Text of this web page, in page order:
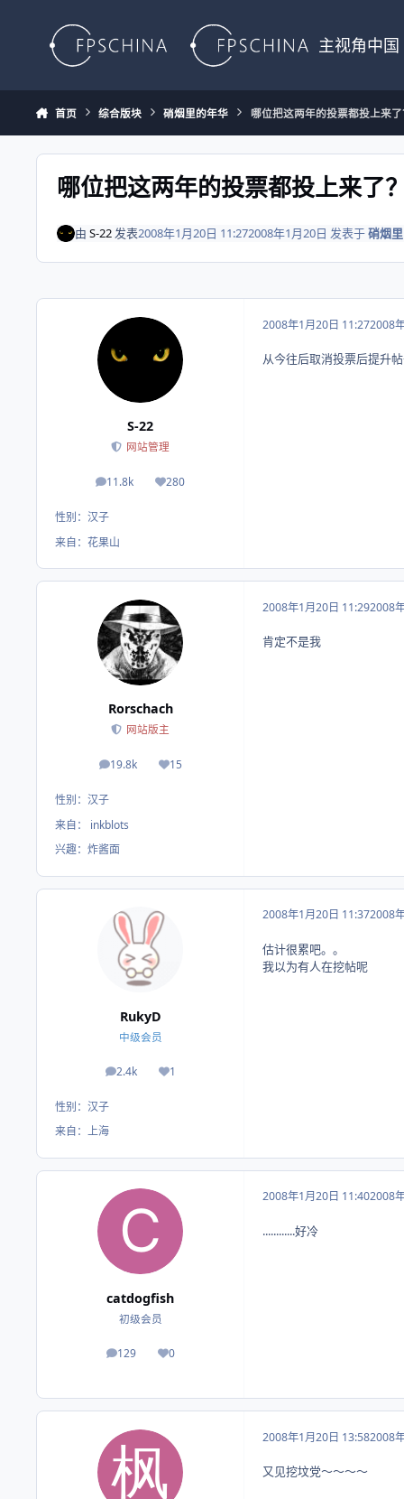
主视角中国
首页 综合版块 硝烟里的年华 哪位把这两年的投票都投上来了
哪位把这两年的投票都投上来了？
由 S-22发表2008年1月20日 11:272008年1月20日 发表于硝烟
S-22
网站管理
11.8k
帖子 280
荣誉积分
性别： 汉子
来自： 花果山
2008年1月20日 11:272008
从今往后取消投票后提升
Rorschach
网站版主
19.8k
帖子 15
荣誉积分
性别： 汉子
来自：
inkblots
兴趣： 炸酱面
2008年1月20日 11:292008
肯定不是我
RukyD
中级会员
2.4k
帖子 1
荣誉积分
性别： 汉子
来自： 上海
2008年1月20日 11:372008
估计很累吧。。
我以为有人在挖帖呢
catdogfish
初级会员
129
帖子 0
荣誉积分
2008年1月20日 11:402008
............好冷
2008年1月20日 13:582008
又见挖坟党～～～～